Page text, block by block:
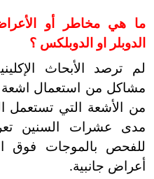
ما هي مخاطر أو
الدوبلر او الدوبلكس ؟
لم ترصد الأبحاث
مشاكل من استعمال اشعة
من الأشعة التي تستعمل
مدى عشرات السنين
للفحص بالموجات فوق
أعراض جانبية.